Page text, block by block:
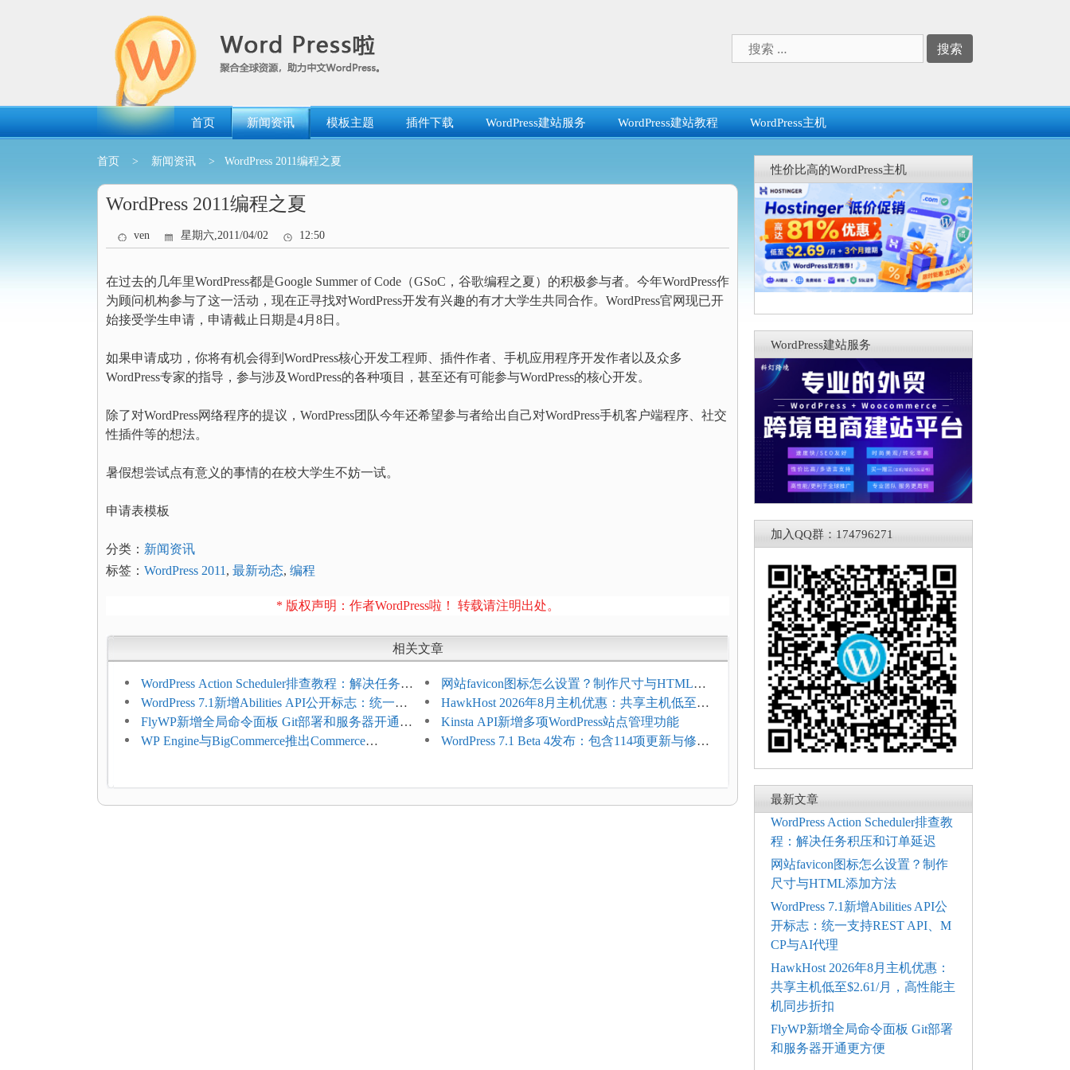
索：
首页 新闻资讯 模板主题 插件下载 WordPress建站服务 WordPress建站教程 WordPress主机
首页 > 新闻资讯 > WordPress 2011编程之夏
WordPress 2011编程之夏
ven 星期六,2011/04/02 12:50
在过去的几年里WordPress都是Google Summer of Code（GSoC，谷歌编程之夏）的积极参与者。今年WordPress作
为顾问机构参与了这一活动，现在正寻找对WordPress开发有兴趣的有才大学生共同合作。WordPress官网现已开
始接受学生申请，申请截止日期是4月8日。
如果申请成功，你将有机会得到WordPress核心开发工程师、插件作者、手机应用程序开发作者以及众多
WordPress专家的指导，参与涉及WordPress的各种项目，甚至还有可能参与WordPress的核心开发。
除了对WordPress网络程序的提议，WordPress团队今年还希望参与者给出自己对WordPress手机客户端程序、社交
性插件等的想法。
暑假想尝试点有意义的事情的在校大学生不妨一试。
申请表模板
分类： 新闻资讯
标签： WordPress 2011 , 最新动态, 编程
* 版权声明：作者WordPress啦！ 转载请注明出处。
相关文章
WordPress Action Scheduler排查教程：解决任务积
压和订单延迟
网站favicon图标怎么设置？制作尺寸与HTML添
加方法
WordPress 7.1新增Abilities API公开标志：统一支
持REST API、MCP与AI代理
HawkHost 2026年8月主机优惠：共享主机低至
$2.61/月，高性能主机同步折扣
FlyWP新增全局命令面板 Git部署和服务器开通更
方便
Kinsta API新增多项WordPress站点管理功能
WP Engine与BigCommerce推出Commerce
WordPress 7.1 Beta 4发布：包含114项更新与修
性价比高的WordPress主机
WordPress建站服务
加入QQ群：174796271
最新文章
WordPress Action Scheduler排查教
程：解决任务积压和订单延迟
网站favicon图标怎么设置？制作
尺寸与HTML添加方法
WordPress 7.1新增Abilities API公
开标志：统一支持REST API、M
CP与AI代理
HawkHost 2026年8月主机优惠：
共享主机低至$2.61/月，高性能主
机同步折扣
FlyWP新增全局命令面板 Git部署
和服务器开通更方便